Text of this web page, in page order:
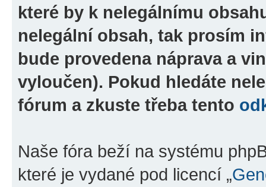
které by k nelegálnímu
nelegální obsah, tak prosím
bude provedena náprava a
vyloučen). Pokud hledáte
fórum a zkuste třeba tento
Naše fóra beží na systému
které je vydané pod licencí „